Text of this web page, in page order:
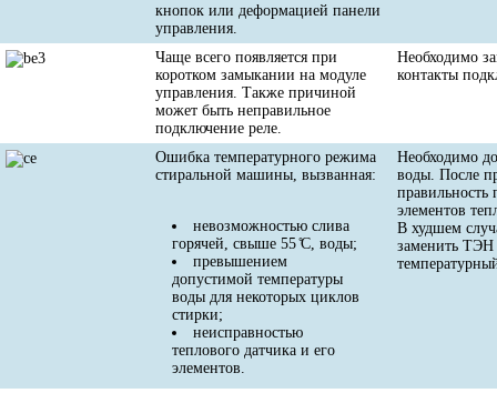
кнопок или деформацией панели
управления.
Чаще всего появляется при
коротком замыкании на модуле
управления. Также причиной
может быть неправильное
подключение реле.
Необходимо
контакты
Ошибка температурного режима
стиральной машины, вызванная:
невозможностью слива
горячей, свыше 55 ̊С, воды;
превышением
допустимой температуры
воды для некоторых циклов
стирки;
неисправностью
теплового датчика и его
элементов.
Необходимо
воды. После
правильность
элементов
В худшем
заменить